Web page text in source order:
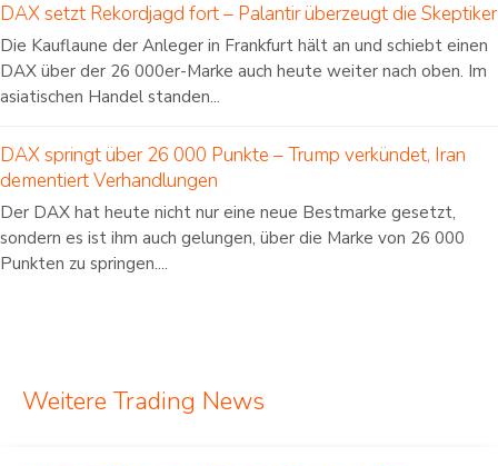
DAX setzt Rekordjagd fort – Palantir überzeugt die Skeptiker
Die Kauflaune der Anleger in Frankfurt hält an und schiebt einen
DAX über der 26 000er-Marke auch heute weiter nach oben. Im
asiatischen Handel standen...
DAX springt über 26 000 Punkte – Trump verkündet, Iran
dementiert Verhandlungen
Der DAX hat heute nicht nur eine neue Bestmarke gesetzt,
sondern es ist ihm auch gelungen, über die Marke von 26 000
Punkten zu springen....
Weitere Trading News